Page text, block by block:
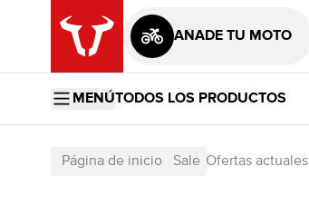
AÑADE TU MOTO
MENÚTODOS LOS PRODUCTOS
Página de inicio Sale Ofertas actuales